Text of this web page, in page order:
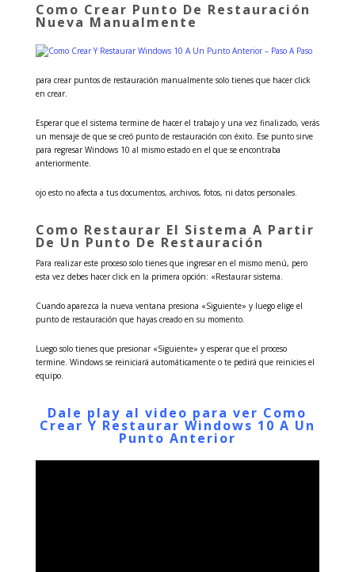
Como Crear Punto De Restauración
Nueva Manualmente
para crear puntos de restauración manualmente solo tienes que hacer click
en crear.
Esperar que el sistema termine de hacer el trabajo y una vez finalizado, verás
un mensaje de que se creó punto de restauración con éxito. Ese punto sirve
para regresar Windows 10 al mismo estado en el que se encontraba
anteriormente.
ojo esto no afecta a tus documentos, archivos, fotos, ni datos personales.
Como Restaurar El Sistema A Partir
De Un Punto De Restauración
Para realizar este proceso solo tienes que ingresar en el mismo menú, pero
esta vez debes hacer click en la primera opción: «Restaurar sistema.
Cuando aparezca la nueva ventana presiona «Siguiente» y luego elige el
punto de restauración que hayas creado en su momento.
Luego solo tienes que presionar «Siguiente» y esperar que el proceso
termine. Windows se reiniciará automáticamente o te pedirá que reinicies el
equipo.
Dale play al video para ver Como
Crear Y Restaurar Windows 10 A Un
Punto Anterior